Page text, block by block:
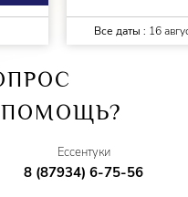
Все даты : 16
Ессентуки
8 (87934) 6-75-56